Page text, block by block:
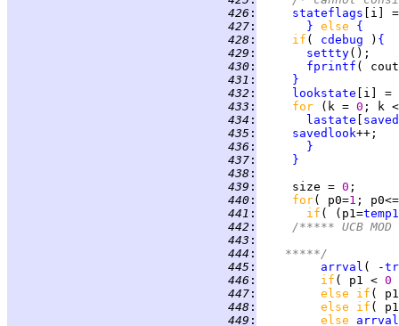
426 : stateflags [i]
427 : } else {
428 : if ( cdebug ) {
429 : settty
430 : fprintf (
431 :
}
432 : lookstate [i] =
433 : for (k = 0 ; k
434 : lastate
435 : savedlook
436 :
}
437 :
}
438 :
439 :
     size =
0
440 : for( p0=1 ; p0<=
441 : if ( (p1=temp1
442 :
/***** UCB
443 :
444 :
	 *****/
445 : arrval ( -
446 : if ( p1 < 0
447 : else if (
448 : else if (
449 : else arrval